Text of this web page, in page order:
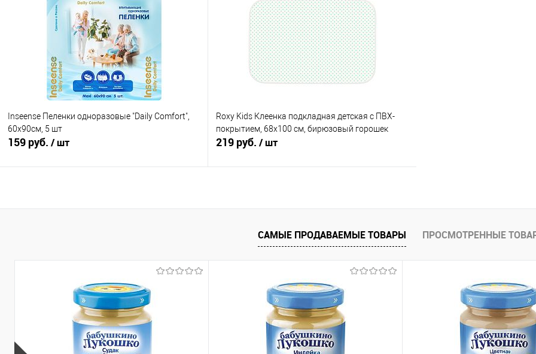
Купить в 1 клик
Сравнение
В наличии
Купить в 1 клик
Сравнение
В избранное
В наличии
Inseense Пеленки одноразовые "Daily Comfort",
60х90см, 5 шт
159 руб. / шт
Roxy Kids Клеенка подкладная детская с ПВХ-
покрытием, 68х100 см, бирюзовый горошек
219 руб. / шт
САМЫЕ ПРОДАВАЕМЫЕ ТОВАРЫ ПРОСМОТРЕННЫЕ